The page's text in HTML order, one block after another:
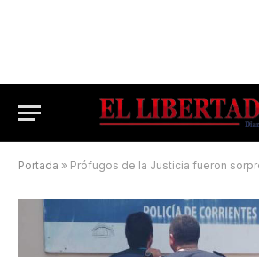
Portada » Prófugos de la Justicia fueron sorprendidos